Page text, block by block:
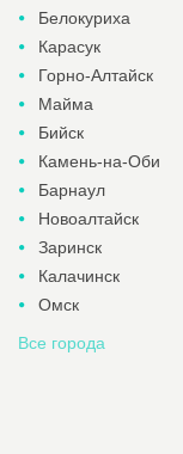
Белокуриха
Карасук
Горно-Алтайск
Майма
Бийск
Камень-на-Оби
Барнаул
Новоалтайск
Заринск
Калачинск
Омск
Все города